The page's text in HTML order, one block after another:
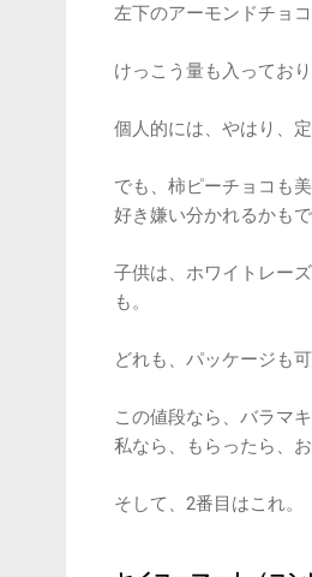
左下のアーモンドチョ
けっこう量も入ってお
個人的には、やはり、
でも、柿ピーチョコも
好き嫌い分かれるかも
子供は、ホワイトレー
も。
どれも、パッケージも
この値段なら、バラマ
私なら、もらったら、
そして、2番目はこれ。